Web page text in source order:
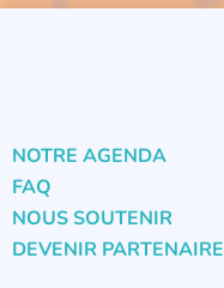
NOTRE AGENDA
FAQ
NOUS SOUTENIR
DEVENIR PARTENAIRE